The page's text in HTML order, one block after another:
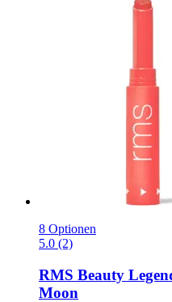
8 Optionen
5.0 (2)
RMS Beauty
Moon